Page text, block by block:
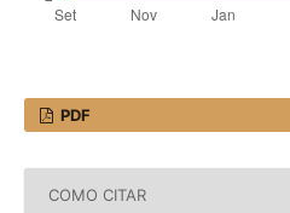
PDF
COMO CITAR